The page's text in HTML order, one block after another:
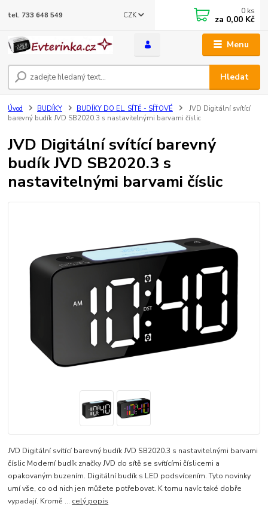
Menu
CZK
Hledat
tel. 733 648 549 0 ks
za 0,00 Kč
Úvod BUDÍKY BUDÍKY DO EL. SÍTĚ - SÍŤOVÉ
JVD Digitální svítící
barevný budík JVD SB2020.3 s nastavitelnými barvami číslic
JVD Digitální svítící barevný
budík JVD SB2020.3 s
nastavitelnými barvami číslic
JVD Digitální svítící barevný budík JVD SB2020.3 s nastavitelnými barvami
číslic Moderní budík značky JVD do sítě se svítícími číslicemi a
opakovaným buzením. Digitální budík s LED podsvícením. Tyto novinky
umí vše, co od nich jen můžete potřebovat. K tomu navíc také dobře
vypadají. Kromě ... celý popis